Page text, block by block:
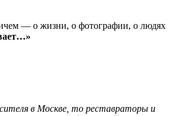
— о жизни, о фотографии, о людях
в Москве, то реставраторы и